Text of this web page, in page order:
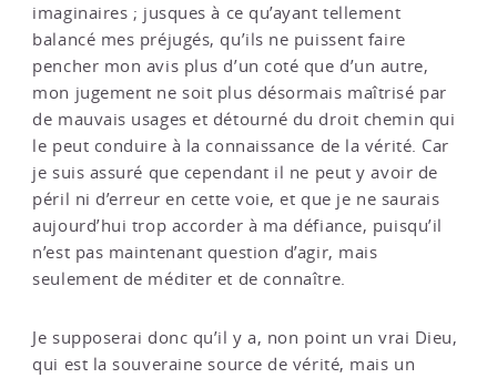
imaginaires ; jusques à ce qu’ayant tellement
balancé mes préjugés, qu’ils ne puissent faire
pencher mon avis plus d’un coté que d’un autre,
mon jugement ne soit plus désormais maîtrisé par
de mauvais usages et détourné du droit chemin qui
le peut conduire à la connaissance de la vérité. Car
je suis assuré que cependant il ne peut y avoir de
péril ni d’erreur en cette voie, et que je ne saurais
aujourd’hui trop accorder à ma défiance, puisqu’il
n’est pas maintenant question d’agir, mais
seulement de méditer et de connaître.
Je supposerai donc qu’il y a, non point un vrai Dieu,
qui est la souveraine source de vérité, mais un